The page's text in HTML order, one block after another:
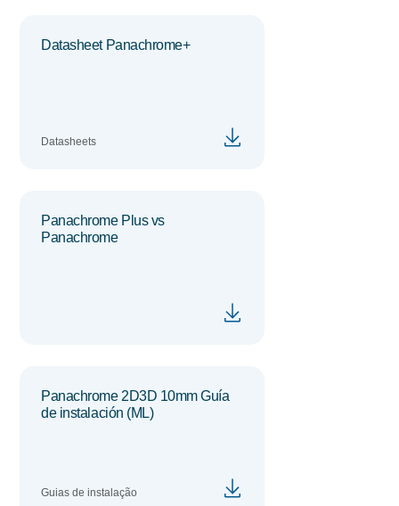
Datasheet Panachrome+
Datasheets
Panachrome Plus vs
Panachrome
Panachrome 2D3D 10mm Guía
de instalación (ML)
Guias de instalação